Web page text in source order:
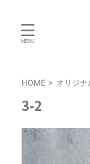
HOME > オリジ
3-2